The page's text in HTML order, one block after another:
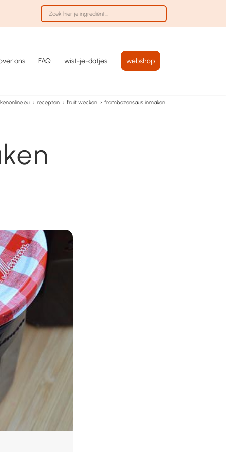
ons FAQ wist-je-datjes webshop
› recepten › fruit wecken › frambozensaus inmaken